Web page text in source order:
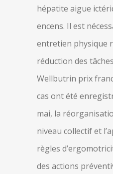
hépatite aigue
encens. Il est
entretien physique
réduction des
Wellbutrin prix
cas ont été
mai, la
niveau collectif et
règles
des actions